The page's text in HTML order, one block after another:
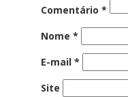
Comentário *
Nome *
E-mail *
Site